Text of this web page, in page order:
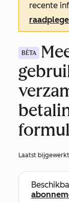
recente
BÈTA
Laatst